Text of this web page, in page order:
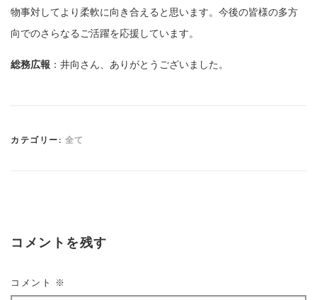
物事対してより柔軟に向き合えると思います。今後の皆様の多方
向でのさらなるご活躍を応援しています。
総務広報 ：井向さん、ありがとうございました。
カテゴリー: 全て
コメントを残す
コメント ※